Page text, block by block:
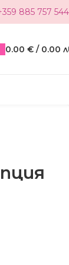
885 757 544
0.00 € / 0.00